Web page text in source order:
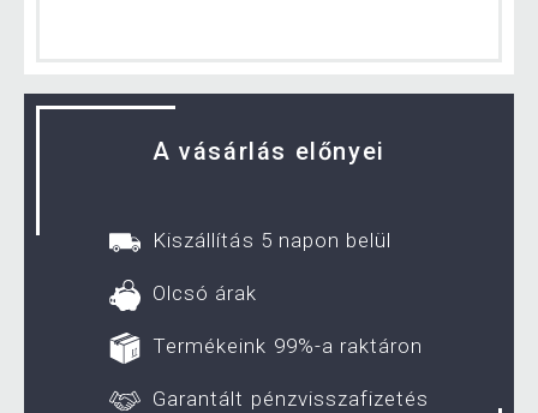
A vásárlás előnyei
Kiszállítás 5 napon belül
Olcsó árak
Termékeink 99%-a raktáron
Garantált pénzvisszafizetés